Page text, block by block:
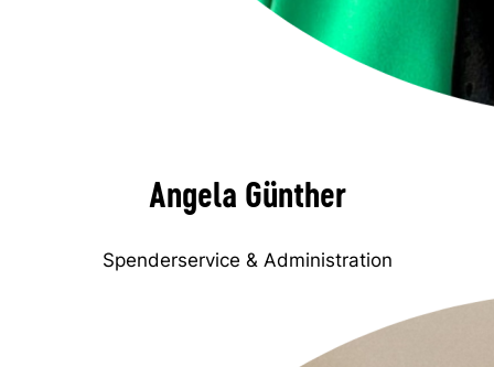
Angela Günther
Spenderservice & Administration